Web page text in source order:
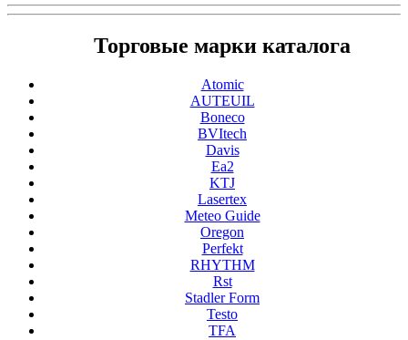
Торговые марки каталога
Atomic
AUTEUIL
Boneco
BVItech
Davis
Ea2
KTJ
Lasertex
Meteo Guide
Oregon
Perfekt
RHYTHM
Rst
Stadler Form
Testo
TFA